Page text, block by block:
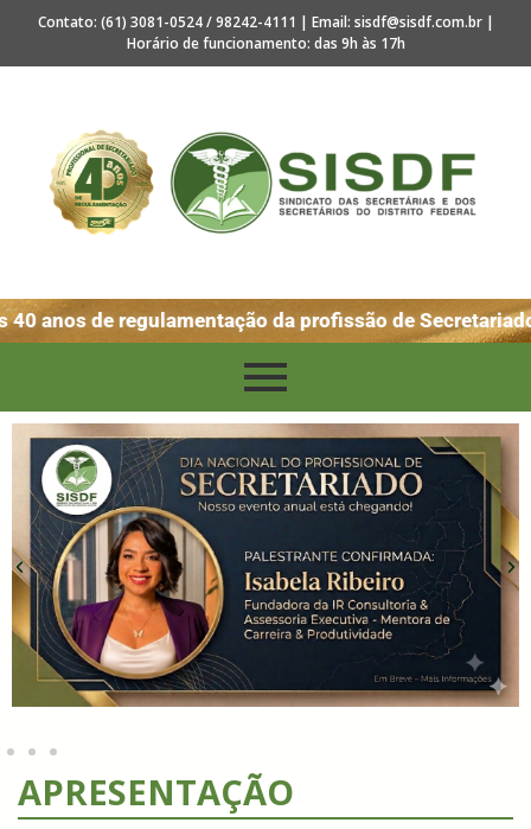
Contato: (61) 3081-0524 / 98242-4111 | Email: sisdf@sisdf.com.br |
Horário de funcionamento: das 9h às 17h
anos de regulamentação da profissão de
APRESENTAÇÃO